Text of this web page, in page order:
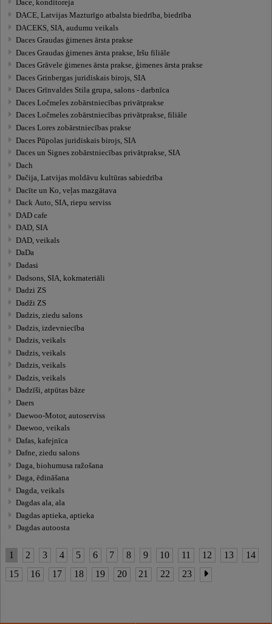
Dace, konditoreja
DACE, Latvijas Mazturīgo atbalsta biedrība, biedrība
DACEKS, SIA, audumu veikals
Daces Graudas ģimenes ārsta prakse
Daces Graudas ģimenes ārsta prakse, Iršu filiāle
Daces Grāvele ģimenes ārsta prakse, ģimenes ārsta prakse
Daces Grinbergas juridiskais birojs, SIA
Daces Grīnvaldes Stila grupa, salons - darbnīca
Daces Ločmeles zobārstniecības privātprakse
Daces Ločmeles zobārstniecības privātprakse, filiāle
Daces Lores zobārstniecības prakse
Daces Pūpolas juridiskais birojs, SIA
Daces un Signes zobārstniecības privātprakse, SIA
Dach
Dačija, Latvijas moldāvu kultūras sabiedrība
Dacīte un Ko, veļas mazgātava
Dack Auto, SIA, riepu serviss
DAD cafe
DAD, SIA
DAD, veikals
DaDa
Dadasi
Dadsons, SIA, kokmateriāli
Dadzi ZS
Dadži ZS
Dadzis, ziedu salons
Dadzis, izdevniecība
Dadzis, veikals
Dadzis, veikals
Dadzis, veikals
Dadzis, veikals
Dadzīši, atpūtas bāze
Daers
Daewoo-Motor, autoserviss
Daewoo, veikals
Dafas, kafejnīca
Dafne, ziedu salons
Daga, biohumusa ražošana
Daga, ēdināšana
Dagda, veikals
Dagdas ala, ala
Dagdas aptieka, aptieka
Dagdas autoosta
1 2 3 4 5 6 7 8 9 10 11 12 13
14
15
16 17 18 19 20 21 22 23